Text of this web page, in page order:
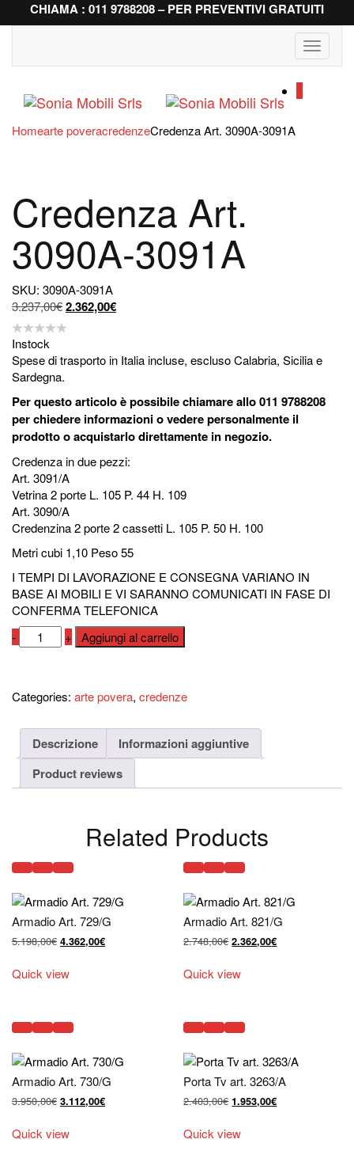
CHIAMA : 011 9788208 – PER PREVENTIVI GRATUITI
Toggle
Homearte poveracredenzeCredenza Art. 3090A-3091A
Credenza Art.
3090A-3091A
SKU: 3090A-3091A
3.237,00€Il
era:
3.237,00€.
2.362,00€Il
è:
Instock
Spese di trasporto in Italia incluse, escluso Calabria, Sicilia e
Sardegna.
Per questo articolo è possibile chiamare allo 011 9788208
per chiedere informazioni o vedere personalmente il
prodotto o acquistarlo direttamente in negozio.
Credenza in due pezzi:
Art. 3091/A
Vetrina 2 porte L. 105 P. 44 H. 109
Art. 3090/A
Credenzina 2 porte 2 cassetti L. 105 P. 50 H. 100
Metri cubi 1,10 Peso 55
I TEMPI DI LAVORAZIONE E CONSEGNA VARIANO IN
BASE AI MOBILI E VI SARANNO COMUNICATI IN FASE DI
CONFERMA TELEFONICA
-Credenza
Art.
quantità
+ Aggiungi al carrello
Categories: arte povera, credenze
Descrizione
Informazioni aggiuntive
Product reviews
Related Products
Armadio Art. 729/G
5.198,00€ Il
originale
era:
4.362,00€Il
Quick view
Armadio Art. 821/G
2.748,00€Il
originale
era:
2.362,00€Il
Quick view
Armadio Art. 730/G
3.950,00€ Il
era:
3.112,00€Il
Quick view
Porta Tv art. 3263/A
2.403,00€Il
era:
1.953,00€Il
Quick view